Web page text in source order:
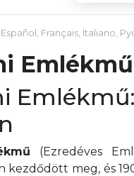
Español , Français, Italiano,
Emlékmű
(Ezredéves
kezdődött meg, és